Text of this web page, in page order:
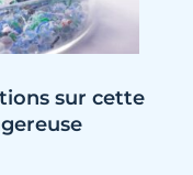
sur cette